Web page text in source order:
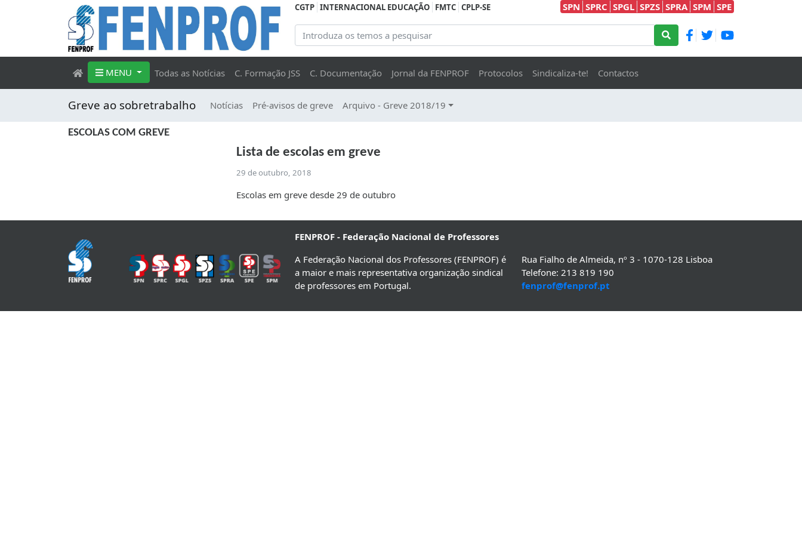
CGTP INTERNACIONAL EDUCAÇÃO FMTC CPLP-SE SPN SPRC SPGL SPZS SPRA SPM SPE
MENU Todas as Notícias C. Formação JSS C. Documentação Jornal da FENPROF Protocolos Sindicaliza-te! Contactos
Greve ao sobretrabalho Notícias Pré-avisos de greve Arquivo - Greve 2018/19
ESCOLAS COM GREVE
Lista de escolas em greve
29 de outubro, 2018
Escolas em greve desde 29 de outubro
FENPROF - Federação Nacional de Professores
A Federação Nacional dos Professores (FENPROF) é
a maior e mais representativa organização sindical
de professores em Portugal.
Rua Fialho de Almeida, nº 3 - 1070-128 Lisboa
Telefone: 213 819 190
fenprof@fenprof.pt